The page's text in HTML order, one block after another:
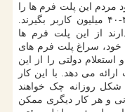
این پلت فرم ها را
نصب کنند. به همین راحتی می توانند ۳۰-۴۰ میلیون کاربر بگیرند.
از این پلت فرم ها
خود، سراغ پلت فرم های
دولتی را از این
می دهد. با این کار
شکل روزانه چک خواهند
و هر کار دیگری ممکن